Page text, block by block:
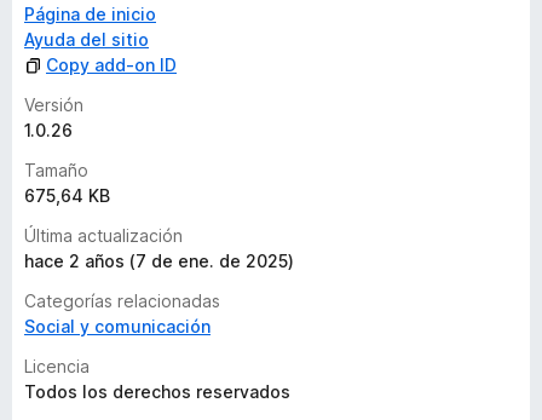
Página de inicio
Ayuda del sitio
Copy add-on ID
Versión
1.0.26
Tamaño
675,64 KB
Última actualización
hace 2 años (7 de ene. de 2025)
Categorías relacionadas
Social y comunicación
Licencia
Todos los derechos reservados